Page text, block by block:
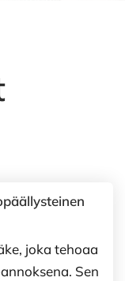
joka tehoaa
Sen